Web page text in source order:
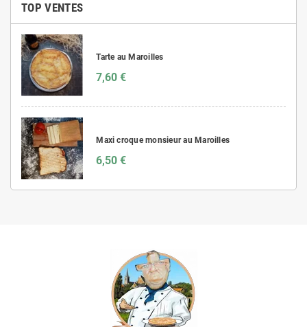
TOP VENTES
Tarte au Maroilles
7,60 €
Maxi croque monsieur au Maroilles
6,50 €